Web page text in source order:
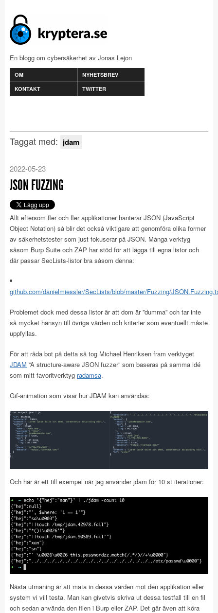
En blogg om cybersäkerhet av Jonas Lejon
OM
NYHETSBREV
KONTAKT
TWITTER
Taggat med: jdam
2022-05-23
JSON FUZZING
Allt eftersom fler och fler applikationer hanterar JSON (JavaScript
Object Notation) så blir det också viktigare att genomföra olika former
av säkerhetstester som just fokuserar på JSON. Många verktyg
såsom Burp Suite och ZAP har stöd för att lägga till egna listor och
där passar SecLists-listor bra såsom denna:
github.com/danielmiessler/SecLists/blob/master/Fuzzing/
Problemet dock med dessa listor är att dom är ”dumma” och tar inte
så mycket hänsyn till övriga värden och kriterier som eventuellt måste
uppfyllas.
För att råda bot på detta så tog Michael Henriksen fram verktyget
JDAM ”A structure-aware JSON fuzzer” som baseras på samma idé
som mitt favoritverktyg radamsa.
Gif-animation som visar hur JDAM kan användas:
Och här är ett till exempel när jag använder jdam för 10 st iterationer:
Nästa utmaning är att mata in dessa värden mot den applikation eller
system vi vill testa. Man kan givetvis skriva ut dessa testfall till en fil
och sedan använda den filen i Burp eller ZAP. Det går även att köra